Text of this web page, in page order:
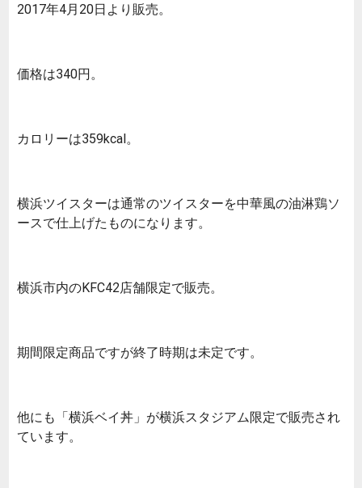
2017年4月20日より販売。
価格は340円。
カロリーは359kcal。
横浜ツイスターは通常のツイスターを中華風の油淋鶏ソ
ースで仕上げたものになります。
横浜市内のKFC42店舗限定で販売。
期間限定商品ですが終了時期は未定です。
他にも「横浜ベイ丼」が横浜スタジアム限定で販売され
ています。